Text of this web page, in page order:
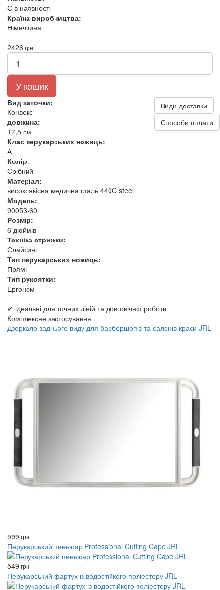
Є в наявності
Країна виробництва:
Німеччина
2426 грн
У кошик
Вид заточки:
Конвекс
довжина:
17,5 см
Клас перукарських ножиць:
А
Колір:
Срібний
Матеріал:
високоякісна медична сталь 440C steel
Модель:
90053-60
Розмір:
6 дюймів
Техніка стрижки:
Слайсинг
Тип перукарських ножиць:
Прямі
Тип рукоятки:
Ергоном
Види доставки
Способи оплати
✔ ідеальні для точних ліній та довговічної роботи
Комплексне застосування
Дзеркало заднього виду для барбершопів та салонів краси JRL
599 грн
Перукарський пеньюар Professional Cutting Cape JRL
549 грн
Перукарський фартух із водостійкого поліестеру JRL